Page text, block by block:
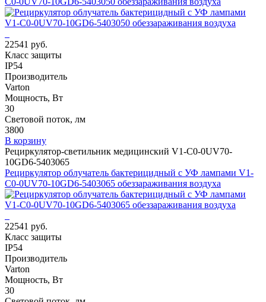
22541 руб.
Класс защиты
IP54
Производитель
Varton
Мощность, Вт
30
Световой поток, лм
3800
В корзину
Рециркулятор-светильник медицинский V1-C0-0UV70-
10GD6-5403065
Рециркулятор облучатель бактерицидный с УФ лампами V1-
C0-0UV70-10GD6-5403065 обеззараживания воздуха
22541 руб.
Класс защиты
IP54
Производитель
Varton
Мощность, Вт
30